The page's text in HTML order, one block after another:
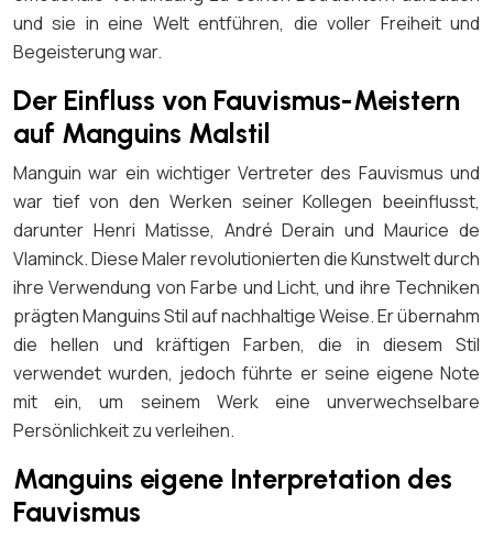
und sie in eine Welt entführen, die voller Freiheit und
Begeisterung war.
Der Einfluss von Fauvismus-Meistern
auf Manguins Malstil
Manguin war ein wichtiger Vertreter des Fauvismus und
war tief von den Werken seiner Kollegen beeinflusst,
darunter Henri Matisse, André Derain und Maurice de
Vlaminck. Diese Maler revolutionierten die Kunstwelt durch
ihre Verwendung von Farbe und Licht, und ihre Techniken
prägten Manguins Stil auf nachhaltige Weise. Er übernahm
die hellen und kräftigen Farben, die in diesem Stil
verwendet wurden, jedoch führte er seine eigene Note
mit ein, um seinem Werk eine unverwechselbare
Persönlichkeit zu verleihen.
Manguins eigene Interpretation des
Fauvismus